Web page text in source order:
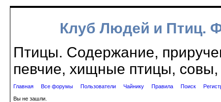
Клуб Людей и Птиц.
Птицы. Содержание,
певчие, хищные птицы, совы,
Главная Все форумы Пользователи Чайнику Правила Поиск
Вы не зашли.